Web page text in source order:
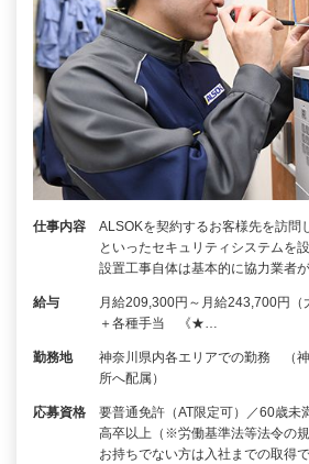
仕事内容
ALSOKを契約するお客様先を訪問
といったセキュリティシステムを
設置工事自体は基本的に協力業者
給与
月給209,300円～月給243,700円（
＋各種手当 《★…
勤務地
神奈川県内各エリアでの勤務 （
所へ配属）
応募資格
要普通免許（AT限定可）／60歳未
高卒以上（※労働基準法等法令の
お持ちでない方は入社までの取得で